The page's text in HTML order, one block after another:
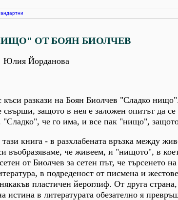
ОТ БОЯН БИОЛЧЕВ
Юлия Йорданова
къси разкази на Боян Биолчев "Сладко
свърши, защото в нея е заложен опитът да
че го има, и все пак "нищо",
книга - в разхлабената връзка между
въобразяваме, че живеем, и "нищото", в
от Биолчев за сетен път, че търсенето
в подреденост от писмена и
пластичен йероглиф. От друга
истина в литературата обезателно я